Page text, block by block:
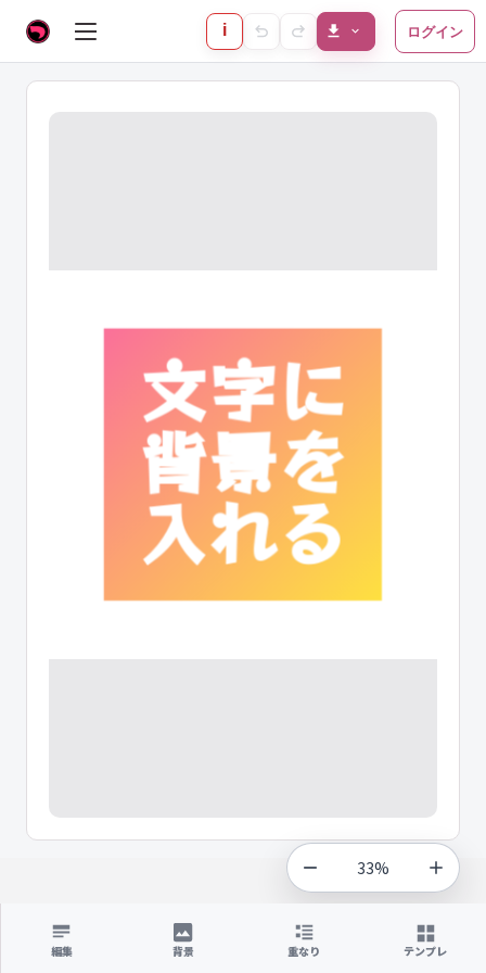
i ログイン
33%
編集 背景 重なり テンプレ